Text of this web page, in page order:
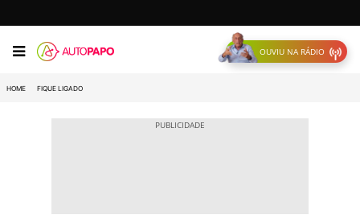
OUVIU NA RÁDIO
HOME FIQUE LIGADO